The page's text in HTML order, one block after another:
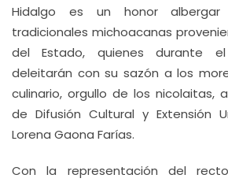
Hidalgo es un honor
tradicionales michoacanas
del Estado, quienes durante
deleitarán con su sazón a los
culinario, orgullo de los nicolaitas,
de Difusión Cultural y Extensión
Lorena Gaona Farías.
Con la representación del